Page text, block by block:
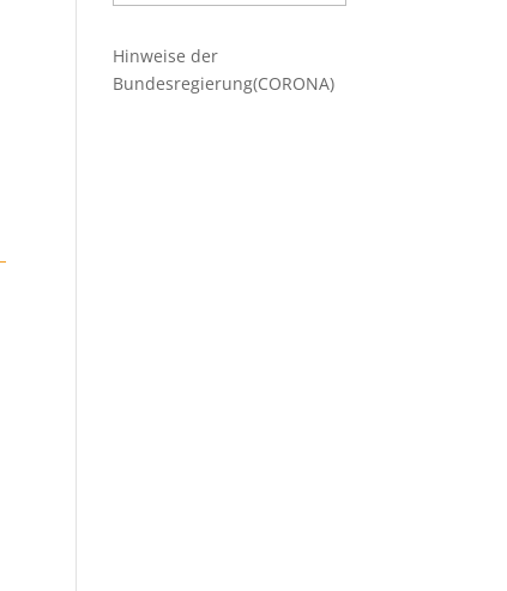
Beiträge
Hinweise der
Bundesregierung(CORONA)